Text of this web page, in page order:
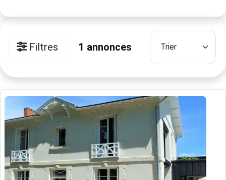
Filtres 1 annonces